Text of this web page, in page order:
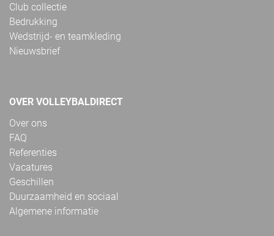
Club collectie
Bedrukking
Wedstrijd- en teamkleding
Nieuwsbrief
OVER VOLLEYBALDIRECT
Over ons
FAQ
Referenties
Vacatures
Geschillen
Duurzaamheid en sociaal
Algemene informatie